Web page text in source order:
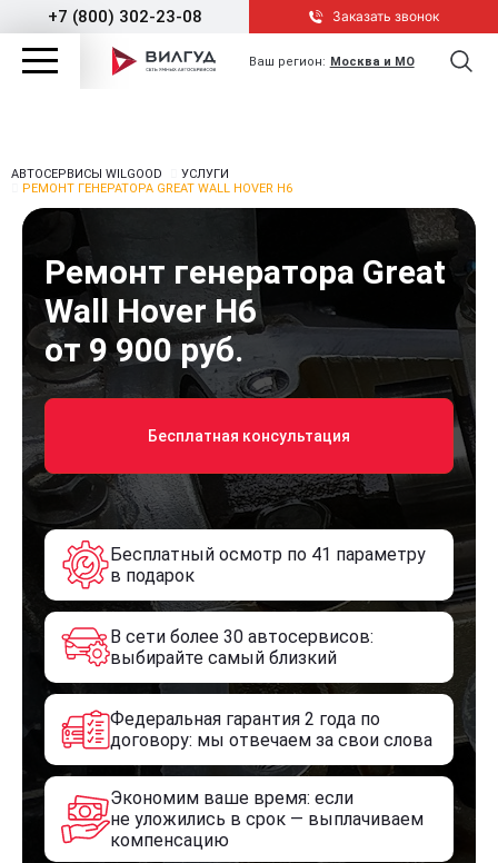
+7 (800) 302-23-08 Заказать звонок
Ваш регион: Москва и МО
АВТОСЕРВИСЫ WILGOOD
УСЛУГИ
РЕМОНТ ГЕНЕРАТОРА GREAT WALL HOVER H6
Ремонт генератора Great
Wall Hover H6
от 9 900 руб.
Бесплатная консультация
Бесплатный осмотр по 41 параметру
в подарок
В сети более 30 автосервисов:
выбирайте самый близкий
Федеральная гарантия 2 года по
договору: мы отвечаем за свои слова
Экономим ваше время: если
не уложились в срок — выплачиваем
компенсацию